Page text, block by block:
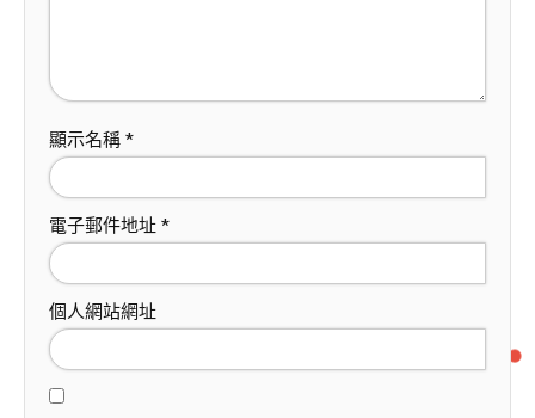
顯示名稱 *
電子郵件地址 *
個人網站網址